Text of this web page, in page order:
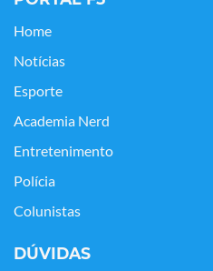
Home
Notícias
Esporte
Academia Nerd
Entretenimento
Polícia
Colunistas
DÚVIDAS